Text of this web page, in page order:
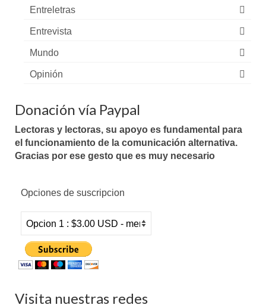
Entreletras
Entrevista
Mundo
Opinión
Donación vía Paypal
Lectoras y lectoras, su apoyo es fundamental para
el funcionamiento de la comunicación alternativa.
Gracias por ese gesto que es muy necesario
Opciones de suscripcion
Visita nuestras redes